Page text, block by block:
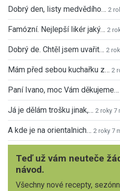
Dobrý den, listy medvědího… 2
Famózní. Nejlepší likér jaký… 2
Dobrý de. Chtěl jsem uvařit… 2
Mám před sebou kuchařku z… 2
Paní Ivano, moc Vám děkujeme…
Já je dělám trošku jinak,… 2 roky 7
A kde je na orientalnich… 2 roky 7
Teď už vám neuteče
návod.
Všechny nové recepty,